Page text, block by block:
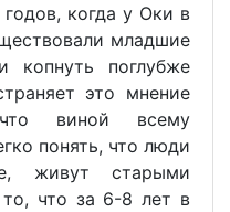
когда у Оки в
младшие
копнуть поглубже
это мнение
виной всему
понять, что люди
живут старыми
что за 6-8 лет в